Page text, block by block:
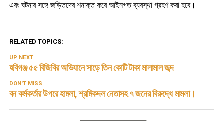
এবং ঘটনার সঙ্গে জড়িতদের শনাক্ত করে আইনগত ব্যবস্থা গ্রহণ করা হবে।
RELATED TOPICS:
UP NEXT
হবিগঞ্জ ৫৫ বিজিবির অভিযানে সাড়ে তিন কোটি টাকা মালামাল জব্দ
DON'T MISS
বন কর্মকর্তার উপরে হামলা, শ্রমিকদল নেতাসহ ৭ জনের বিরুদ্ধে মামলা।